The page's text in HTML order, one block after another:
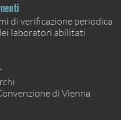
di verificazione periodica
laboratori abilitati
di Vienna